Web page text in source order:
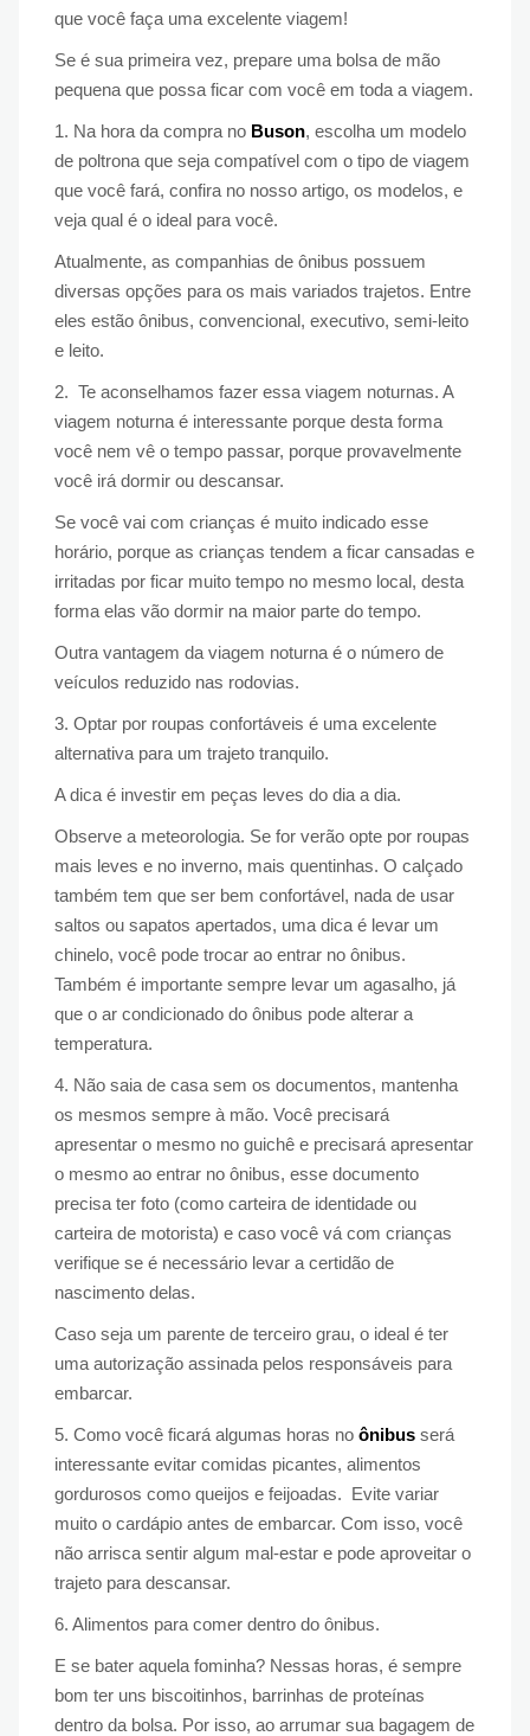
que você faça uma excelente viagem!
Se é sua primeira vez, prepare uma bolsa de mão
pequena que possa ficar com você em toda a viagem.
1. Na hora da compra no Buson, escolha um modelo
de poltrona que seja compatível com o tipo de viagem
que você fará, confira no nosso artigo, os modelos, e
veja qual é o ideal para você.
Atualmente, as companhias de ônibus possuem
diversas opções para os mais variados trajetos. Entre
eles estão ônibus, convencional, executivo, semi-leito
e leito.
2. Te aconselhamos fazer essa viagem noturnas. A
viagem noturna é interessante porque desta forma
você nem vê o tempo passar, porque provavelmente
você irá dormir ou descansar.
Se você vai com crianças é muito indicado esse
horário, porque as crianças tendem a ficar cansadas e
irritadas por ficar muito tempo no mesmo local, desta
forma elas vão dormir na maior parte do tempo.
Outra vantagem da viagem noturna é o número de
veículos reduzido nas rodovias.
3. Optar por roupas confortáveis é uma excelente
alternativa para um trajeto tranquilo.
A dica é investir em peças leves do dia a dia.
Observe a meteorologia. Se for verão opte por roupas
mais leves e no inverno, mais quentinhas. O calçado
também tem que ser bem confortável, nada de usar
saltos ou sapatos apertados, uma dica é levar um
chinelo, você pode trocar ao entrar no ônibus.
Também é importante sempre levar um agasalho, já
que o ar condicionado do ônibus pode alterar a
temperatura.
4. Não saia de casa sem os documentos, mantenha
os mesmos sempre à mão. Você precisará
apresentar o mesmo no guichê e precisará apresentar
o mesmo ao entrar no ônibus, esse documento
precisa ter foto (como carteira de identidade ou
carteira de motorista) e caso você vá com crianças
verifique se é necessário levar a certidão de
nascimento delas.
Caso seja um parente de terceiro grau, o ideal é ter
uma autorização assinada pelos responsáveis para
embarcar.
5. Como você ficará algumas horas no ônibus será
interessante evitar comidas picantes, alimentos
gordurosos como queijos e feijoadas. Evite variar
muito o cardápio antes de embarcar. Com isso, você
não arrisca sentir algum mal-estar e pode aproveitar o
trajeto para descansar.
6. Alimentos para comer dentro do ônibus.
E se bater aquela fominha? Nessas horas, é sempre
bom ter uns biscoitinhos, barrinhas de proteínas
dentro da bolsa. Por isso, ao arrumar sua bagagem de